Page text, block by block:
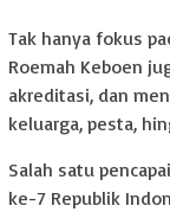
Tak hanya fokus
Roemah Keboen
akreditasi, dan
keluarga, pesta,
Salah satu
ke-7 Republik